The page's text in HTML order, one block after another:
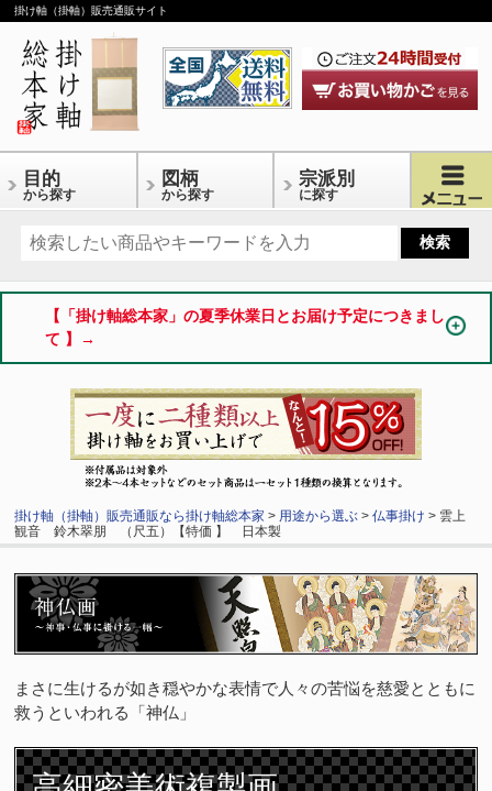
掛け軸（掛軸）販売通販サイト
目的
から探す
図柄
から探す
宗派別
に探す
【「掛け軸総本家」の夏季休業日とお届け予定につきまし
て 】→
掛け軸（掛軸）販売通販なら掛け軸総本家 > 用途から選ぶ >仏事掛け > 雲上
観音 鈴木翠朋 （尺五）【特価 】 日本製
まさに生けるが如き穏やかな表情で人々の苦悩を慈愛とともに
救うといわれる「神仏」